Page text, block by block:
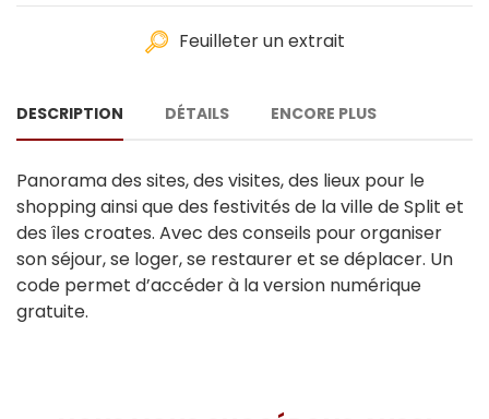
Feuilleter un extrait
DESCRIPTION DÉTAILS ENCORE PLUS
Panorama des sites, des visites, des lieux pour le
shopping ainsi que des festivités de la ville de Split et
des îles croates. Avec des conseils pour organiser
son séjour, se loger, se restaurer et se déplacer. Un
code permet d’accéder à la version numérique
gratuite.